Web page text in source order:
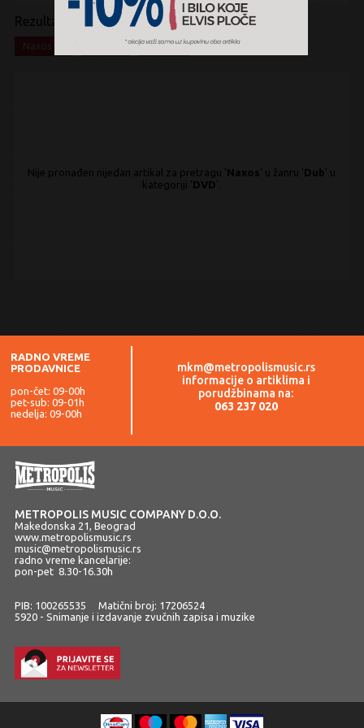
Rezultati pretrage:
DVD x
Nije pronađen nijedan artikal za pretragu 'Naxos ' u žanru 'Dub' u
kategoriji 'DVD'.
RADNO VREME
PRODAVNICE
pon-čet: 09-00h
pet-sub: 09-01h
nedelja: 09-00h
mkm@metropolismusic.rs
informacije o artiklima i
porudžbinama na:
063 237 020
METROPOLIS MUSIC COMPANY D.O.O.
Makedonska 21, Beograd
www.metropolismusic.rs
music@metropolismusic.rs
radno vreme kancelarije:
pon-pet 8.30-16.30h
PIB: 100265535 Matični broj: 17206524
5920 - Snimanje i izdavanje zvučnih zapisa i muzike